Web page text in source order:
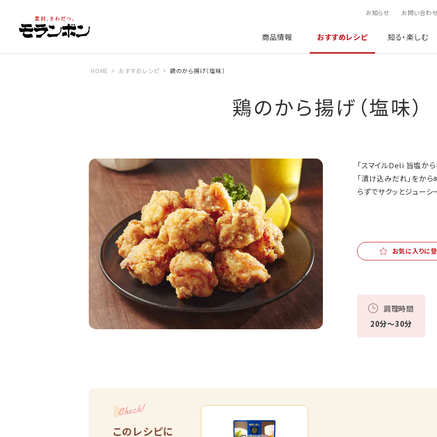
お知らせ お問い合わ
商品情報 おすすめレシピ 知る・楽しむ
HOME おすすめレシピ 鶏のから揚げ（塩味）
鶏のから揚げ（塩味）
「スマイルDeli 旨塩か
「漬け込みだれ」をから
らずでサクッとジュー
お気に入りに
調理時間
20分～30分
Check!
このレシピに